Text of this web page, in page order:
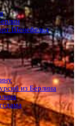
Шенефельд
из Берлина